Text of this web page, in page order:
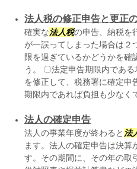
法人税の修正申告と更正
確実な法人税の申告、納税を
が一誤ってしまった場合は２
限を過ぎているかどうかを確
う。 〇法定申告期限内であ
を修正して、税務署に確定申
期限内であれば負担も少なく
法人の確定申告
法人の事業年度が終わると 法
ます。法人の確定申告は決算
す。その期間に、その年の取